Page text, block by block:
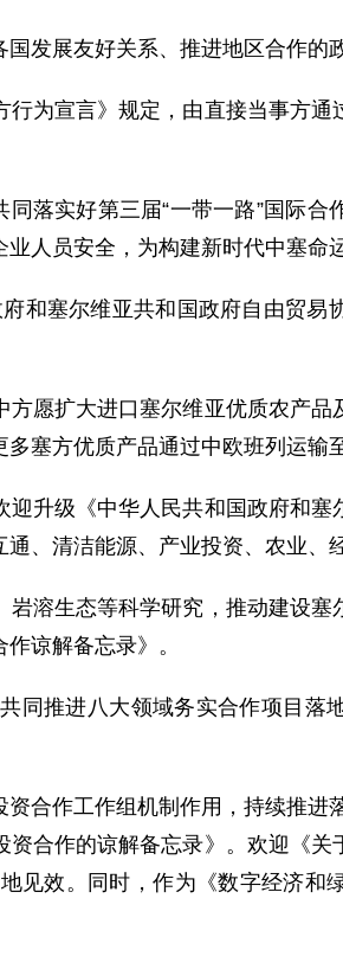
发展友好关系、推进地区合作的
为宣言》规定，由直接当事方
落实好第三届“一带一路”国际合
人员安全，为构建新时代中塞命
和塞尔维亚共和国政府自由贸易
愿扩大进口塞尔维亚优质农产
塞方优质产品通过中欧班列运输
升级《中华人民共和国政府和
、清洁能源、产业投资、农业、
溶生态等科学研究，推动建设
谅解备忘录》。
同推进八大领域务实合作项目落
合作工作组机制作用，持续推进
合作的谅解备忘录》。欢迎《
见效。同时，作为《数字经济和